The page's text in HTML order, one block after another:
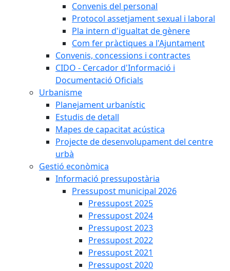
Convenis del personal
Protocol assetjament sexual i laboral
Pla intern d'igualtat de gènere
Com fer pràctiques a l'Ajuntament
Convenis, concessions i contractes
CIDO - Cercador d'Informació i
Documentació Oficials
Urbanisme
Planejament urbanístic
Estudis de detall
Mapes de capacitat acústica
Projecte de desenvolupament del centre
urbà
Gestió econòmica
Informació pressupostària
Pressupost municipal 2026
Pressupost 2025
Pressupost 2024
Pressupost 2023
Pressupost 2022
Pressupost 2021
Pressupost 2020